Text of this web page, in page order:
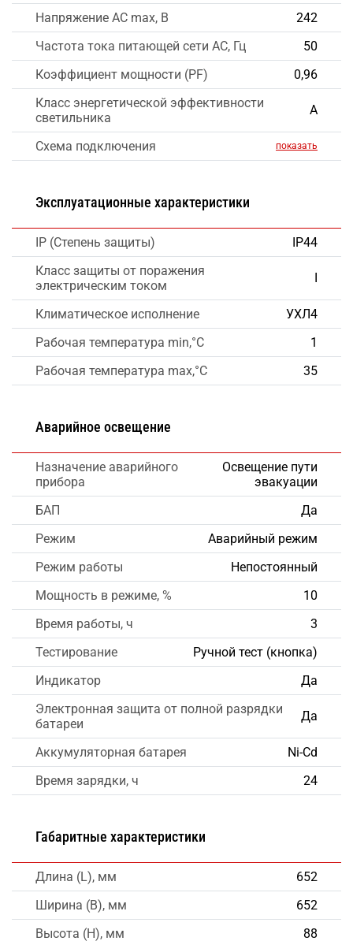
Напряжение AC max, В
242
Частота тока питающей сети AC, Гц
50
Коэффициент мощности (PF)
0,96
Класс энергетической эффективности
светильника
А
Схема подключения показать
Эксплуатационные характеристики
IP (Степень защиты)
IP44
Класс защиты от поражения
электрическим током
Климатическое исполнение
УХЛ4
Рабочая температура min,°C
1
Рабочая температура max,°C
35
Аварийное освещение
Назначение аварийного
прибора
Освещение пути
эвакуации
БАП
Да
Режим
Аварийный режим
Режим работы
Непостоянный
Мощность в режиме, %
10
Время работы, ч
3
Тестирование
Ручной тест (кнопка)
Индикатор
Да
Электронная защита от полной разрядки
батареи
Да
Аккумуляторная батарея
Ni-Cd
Время зарядки, ч
24
Габаритные характеристики
Длина (L), мм
652
Ширина (B), мм
652
Высота (H), мм
88